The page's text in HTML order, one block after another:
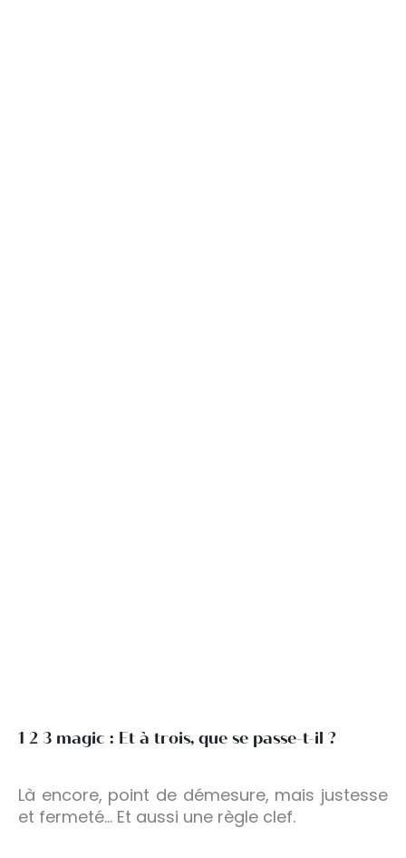
1 2 3 magic : Et à trois, que se passe-t-il ?
Là encore, point de démesure, mais justesse
et fermeté… Et aussi une règle clef.